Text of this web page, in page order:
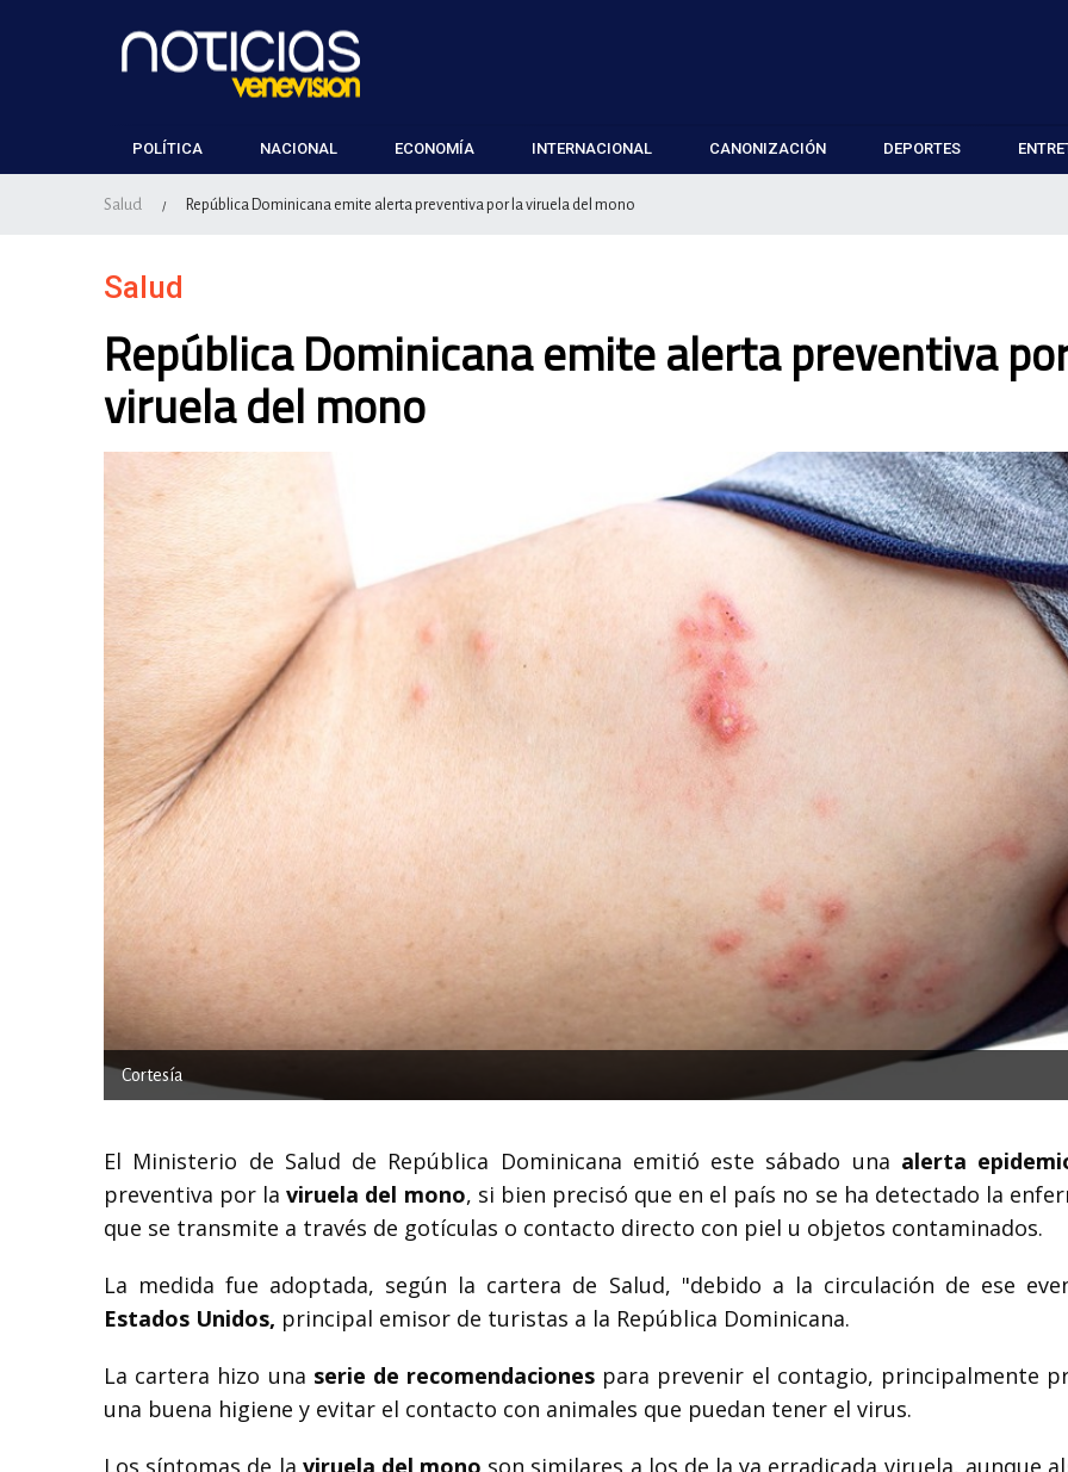
POLÍTICA NACIONAL ECONOMÍA INTERNACIONAL CANONIZACIÓN DEPORTES
Salud / República Dominicana emite alerta preventiva por la viruela del mono
Salud
República Dominicana emite alerta preventiva
viruela del mono
Cortesía
El Ministerio de Salud de República Dominicana emitió este sábado una alerta
preventiva por laviruela del mono, si bien precisó que en el país no se ha detectado la
que se transmite a través de gotículas o contacto directo con piel u objetos contaminados.
La medida fue adoptada, según la cartera de Salud, "debido a la circulación de ese
Estados Unidos, principal emisor de turistas a la República Dominicana.
La cartera hizo una serie de recomendaciones para prevenir el contagio, principalmente
una buena higiene y evitar el contacto con animales que puedan tener el virus.
Los síntomas de la viruela del mono son similares a los de la ya erradicada viruela, aunque